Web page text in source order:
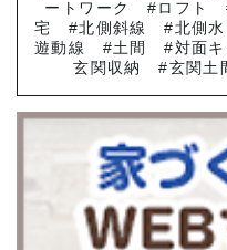
ートワーク
ロフト
宅
北側斜線 北側水
遊動線
土間 対面
玄関収納
玄関土